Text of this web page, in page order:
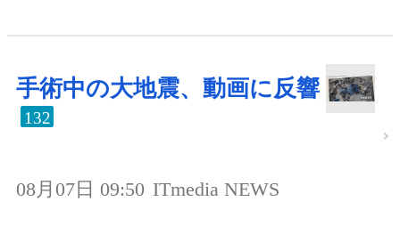
手術中の大地震、動画に反響
132
08月07日 09:50 ITmedia NEWS